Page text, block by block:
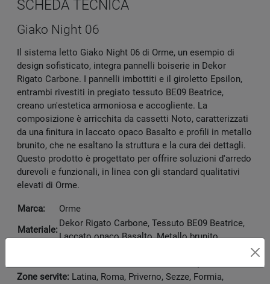
SCHEDA TECNICA
Giako Night 06
Il sistema letto Giako Night 06 di Orme, un esempio di
design sofisticato, integra pannelli boiserie in Dekor
Rigato Carbone. I pannelli imbottiti e il giroletto Epsilon,
entrambi rivestiti in pregiato tessuto BE09 Beatrice,
creano un'estetica armoniosa e accogliente. La
composizione è arricchita da cassetti Noto, caratterizzati
da una finitura in laccato opaco Basalto e profili in metallo
brunito, che ne esaltano la struttura e la cura dei dettagli.
Questo prodotto è progettato per offrire soluzioni d'arredo
durevoli e funzionali, in linea con gli standard qualitativi
elevati di Orme.
Marca:
Orme
Materiale:
Dekor Rigato Carbone, Tessuto BE09 Beatrice,
Laccato opaco Basalto, Metallo brunito
Zone servite: Latina, Roma, Priverno, Sezze, Formia,